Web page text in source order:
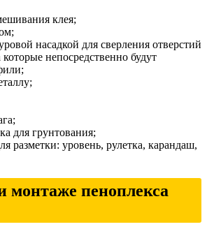
клея;
насадкой для сверления отверстий
непосредственно будут
для грунтования;
разметки: уровень, рулетка, карандаш,
пеноплекса